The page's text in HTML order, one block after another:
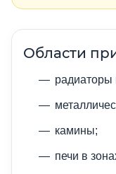
Области
радиаторы
камины;
печи в